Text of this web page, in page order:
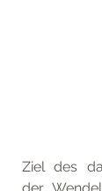
Ziel des